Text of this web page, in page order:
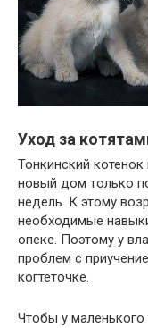
Уход за
Тонкинский
новый дом только
недель. К этому
необходимые
опеке. Поэтому у
проблем с
когтеточке.
Чтобы у маленького